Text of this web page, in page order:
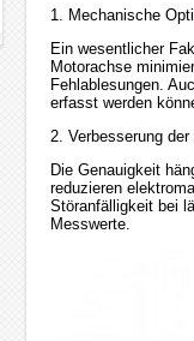
1. Mechanische
Ein wesentlicher
Motorachse
Fehlablesungen.
erfasst werden
2. Verbesserung
Die Genauigkeit
reduzieren
Störanfälligkeit bei
Messwerte.